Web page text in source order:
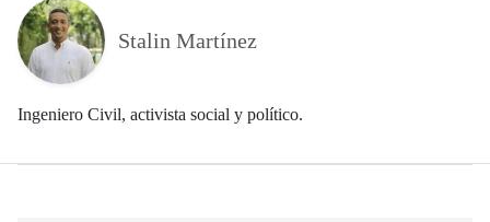
Stalin Martínez
Ingeniero Civil, activista social y político.